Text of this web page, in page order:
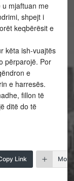
mjaftuan me
shpejt i
keqbërësit e
këta ish-vuajtës
përparojë. Por
e
e harresës.
fillon të
ditë do të
Link More